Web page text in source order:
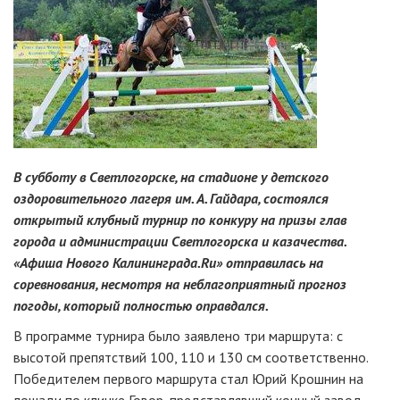
В субботу в Светлогорске, на стадионе у детского
оздоровительного лагеря им. А. Гайдара, состоялся
открытый клубный турнир по конкуру на призы глав
города и администрации Светлогорска и казачества.
«Афиша Нового Калининграда.Ru» отправилась на
соревнования, несмотря на неблагоприятный прогноз
погоды, который полностью оправдался.
В программе турнира было заявлено три маршрута: с
высотой препятствий 100, 110 и 130 см соответственно.
Победителем первого маршрута стал Юрий Крошнин на